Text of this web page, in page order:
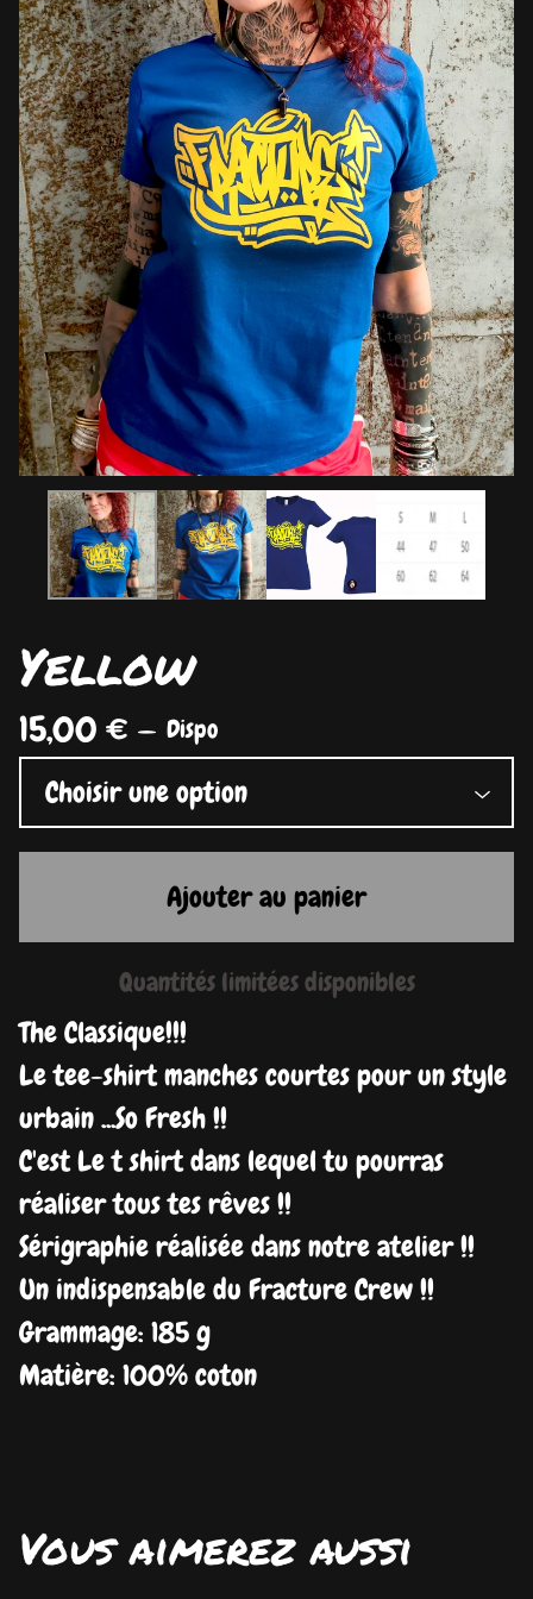
Yellow
15,00 € — Dispo
Ajouter au panier
Quantités limitées disponibles
The Classique!!!
Le tee-shirt manches courtes pour un style
urbain ...So Fresh !!
C'est Le t shirt dans lequel tu pourras
réaliser tous tes rêves !!
Sérigraphie réalisée dans notre atelier !!
Un indispensable du Fracture Crew !!
Grammage: 185 g
Matière: 100% coton
Vous aimerez aussi